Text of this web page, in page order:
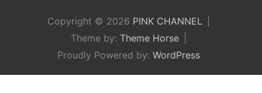
Copyright © 2026 PINK CHANNEL
Theme by: Theme Horse
Proudly Powered by: WordPress